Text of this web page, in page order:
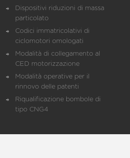
Dispositivi riduzioni di massa
particolato
Codici immatricolativi di
ciclomotori omologati
Modalità di collegamento al
CED motorizzazione
Modalità operative per il
rinnovo delle patenti
Riqualificazione bombole di
tipo CNG4